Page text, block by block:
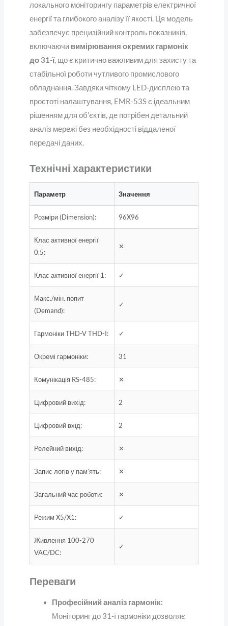
локального моніторингу параметрів електричної
енергії та глибокого аналізу її якості. Ця модель
забезпечує прецизійний контроль показників,
включаючи вимірювання окремих гармонік
до 31-ї, що є критично важливим для захисту та
стабільної роботи чутливого промислового
обладнання. Завдяки чіткому LED-дисплею та
простоті налаштування, EMR-53S є ідеальним
рішенням для об’єктів, де потрібен детальний
аналіз мережі без необхідності віддаленої
передачі даних.
Технічні характеристики
Параметр Значення
Розміри (Dimension): 96X96
Клас активної енергії
0.5:
✕
Клас активної енергії 1: ✓
Макс./мін. попит
(Demand):
✓
Гармоніки THD-V THD-I: ✓
Окремі гармоніки: 31
Комунікація RS-485: ✕
Цифровий вихід: 2
Цифровий вхід: 2
Релейний вихід: ✕
Запис логів у пам’ять: ✕
Загальний час роботи: ✕
Режим X5/X1: ✓
Живлення 100-270
VAC/DC:
✓
Переваги
Професійний аналіз гармонік:
Моніторинг до 31-ї гармоніки дозволяє